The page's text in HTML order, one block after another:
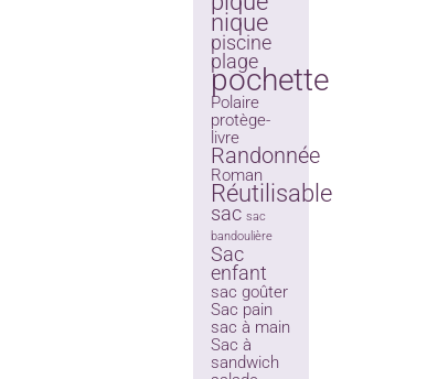
nique
piscine
plage
pochette
Polaire
protège-
livre
Randonnée
Roman
Réutilisable
sac sac
bandoulière
Sac
enfant
sac goûter
Sac pain
sac à main
Sac à
sandwich